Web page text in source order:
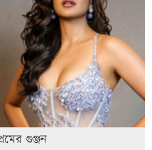
গুঞ্জন